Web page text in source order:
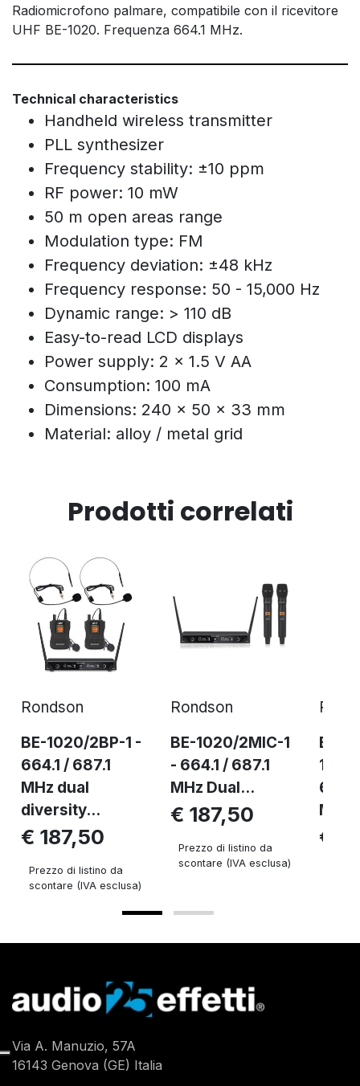
Radiomicrofono palmare, compatibile con il ricevitore
UHF BE-1020. Frequenza 664.1 MHz.
Technical characteristics
Handheld wireless transmitter
PLL synthesizer
Frequency stability: ±10 ppm
RF power: 10 mW
50 m open areas range
Modulation type: FM
Frequency deviation: ±48 kHz
Frequency response: 50 - 15,000 Hz
Dynamic range: > 110 dB
Easy-to-read LCD displays
Power supply: 2 x 1.5 V AA
Consumption: 100 mA
Dimensions: 240 x 50 x 33 mm
Material: alloy / metal grid
Prodotti correlati
Rondson
BE-1020/2BP-1 -
664.1 / 687.1
MHz dual
diversity...
€ 187,50
Prezzo di listino da
scontare (IVA esclusa)
Rondson
BE-1020/2MIC-1
- 664.1 / 687.1
MHz Dual...
€ 187,50
Prezzo di listino da
scontare (IVA esclusa)
BE-
MHz
€
Via A. Manuzio, 57A
16143 Genova (GE) Italia